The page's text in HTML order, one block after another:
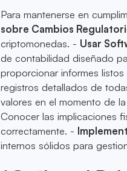
Para mantenerse en
sobre Cambios
criptomonedas. - Usar
de contabilidad diseñado
proporcionar informes
registros detallados de
valores en el momento de
Conocer las implicaciones
correctamente. -
internos sólidos para